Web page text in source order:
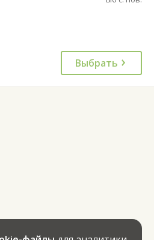
Выбрать